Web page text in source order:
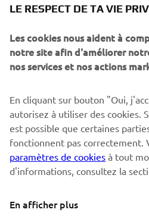
spéciaux, les lancements de
Lisez notre politique de
nous traitons vos données
Confidentialité
LE RESPECT DE TA VIE
Les cookies nous aident à
notre site afin d'améliorer
nos services et nos actions
En cliquant sur bouton "Oui,
autorisez à utiliser des cookies.
est possible que certaines
fonctionnent pas correctement.
paramètres de cookies à tout
d'informations, consultez la
En afficher plus